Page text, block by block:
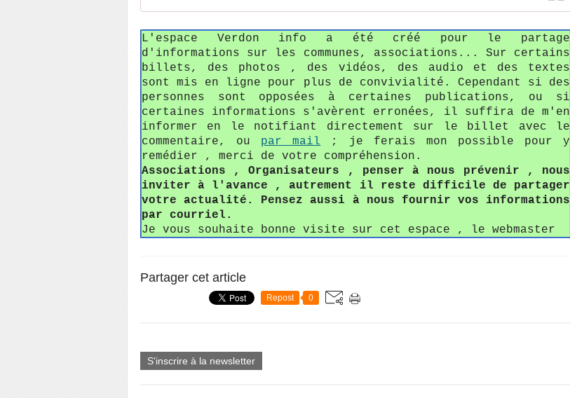
L'espace Verdon info a été créé pour le partage
d'informations sur les communes, associations... Sur certains
billets, des photos , des vidéos, des audio et des textes
sont mis en ligne pour plus de convivialité. Cependant si des
personnes sont opposées à certaines publications, ou si
certaines informations s'avèrent erronées, il suffira de m'en
informer en le notifiant directement sur le billet avec le
commentaire, ou par mail ; je ferais mon possible pour y
remédier , merci de votre compréhension.
Associations , Organisateurs , penser à nous prévenir , nous
inviter à l'avance , autrement il reste difficile de partager
votre actualité. Pensez aussi à nous fournir vos informations
par courriel.
Je vous souhaite bonne visite sur cet espace , le webmaster
Partager cet article
Repost 0
S'inscrire à la newsletter